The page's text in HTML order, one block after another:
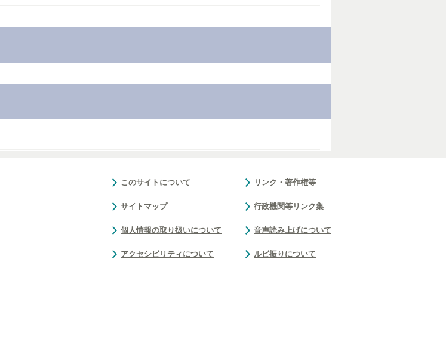
このサイトについて
サイトマップ
個人情報の取り扱いについて
アクセシビリティについて
リンク・著作権等
行政機関等リンク集
音声読み上げについて
ルビ振りについて